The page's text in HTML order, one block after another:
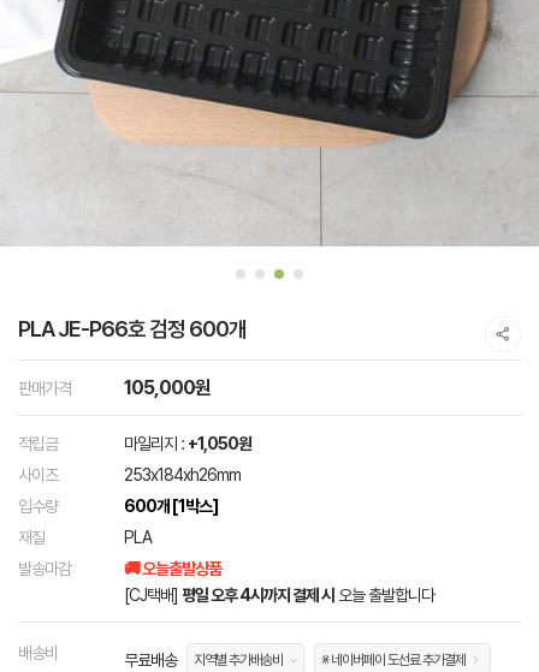
PLA JE-P66호 검정 600개
판매가격 105,000원
적립금 마일리지 : +1,050원
사이즈
253x184xh26mm
입수량
600개 [1박스]
재질
PLA
발송마감
🚚 오늘출발상품
[CJ택배] 평일 오후 4시까지 결제 시 오늘 출발합니다
배송비 무료배송 지역별 추가배송비 ※ 네이버페이 도선료 추가결제